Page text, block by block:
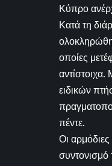
Κύπρο
Κατά τη
οποίες
αντίστοιχα.
ειδικών
πέντε.
Οι